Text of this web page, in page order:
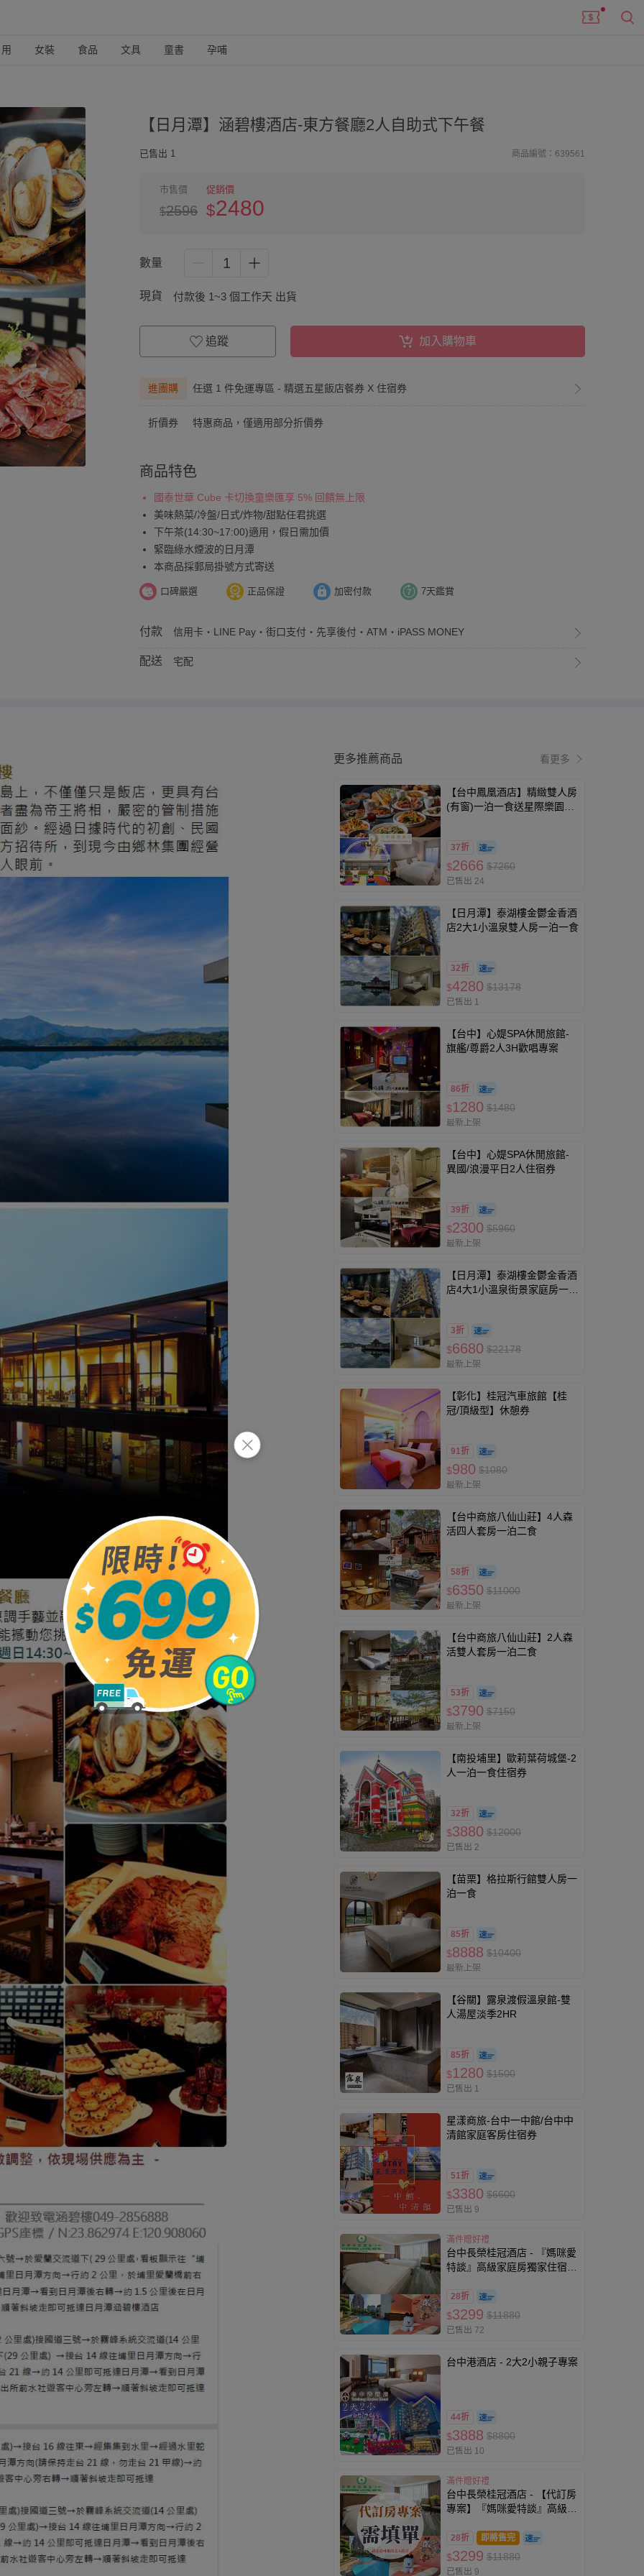
女裝 食品 文具 童書 孕哺
【日月潭】涵碧樓酒店-東方餐廳2人自助式下午餐
已售出 1 商品編號：639561
市售價
$2596
促銷價
$2480
數量 1
現貨 付款後 1~3 個工作天 出貨
追蹤 加入購物車
進團購 任選 1 件免運專區 - 精選五星飯店餐券 X 住宿券
折價券 特惠商品，僅適用部分折價券
商品特色
國泰世華 Cube 卡切換童樂匯享 5% 回饋無上限
美味熱菜/冷盤/日式/炸物/甜點任君挑選
下午茶(14:30~17:00)適用，假日需加價
緊臨綠水煙波的日月潭
本商品採郵局掛號方式寄送
口碑嚴選 正品保證 加密付款 7天鑑賞
付款 信用卡・LINE Pay・街口支付・先享後付・ATM・iPASS MONEY
配送 宅配
更多推薦商品 看更多
【台中鳳凰酒店】精緻雙人房
(有窗)一泊一食送星際樂園兩
37折
$2666 $7260
已售出 24
【日月潭】泰湖樓金鬱金香酒
店2大1小溫泉雙人房一泊一食
32折
$4280 $13178
已售出 1
【台中】心媞SPA休閒旅館-
旗艦/尊爵2人3H歡唱專案
86折
$1280 $1480
最新上架
【台中】心媞SPA休閒旅館-
異國/浪漫平日2人住宿券
39折
$2300 $5960
最新上架
【日月潭】泰湖樓金鬱金香酒
店4大1小溫泉街景家庭房一泊
3折
$6680 $22178
最新上架
【彰化】桂冠汽車旅館【桂
冠/頂級型】休憩券
91折
$980 $1080
最新上架
【台中商旅八仙山莊】4人森
活四人套房一泊二食
58折
$6350 $11000
最新上架
【台中商旅八仙山莊】2人森
活雙人套房一泊二食
53折
$3790 $7150
最新上架
【南投埔里】歐莉葉荷城堡-2
人一泊一食住宿券
32折
$3880 $12000
已售出 2
【苗栗】格拉斯行館雙人房一
泊一食
85折
$8888 $10400
最新上架
【谷關】露泉渡假溫泉館-雙
人湯屋淡季2HR
85折
$1280 $1500
已售出 1
星漾商旅-台中一中館/台中中
清館家庭客房住宿券
51折
$3380 $6600
已售出 9
滿件贈好禮
台中長榮桂冠酒店 - 『媽咪愛
特談』高級家庭房獨家住宿券
28折
$3299 $11880
已售出 72
台中港酒店 - 2大2小親子專案
44折
$3888 $8800
已售出 10
滿件贈好禮
台中長榮桂冠酒店 - 【代訂房
專案】『媽咪愛特談』高級家
2026/9/30)
28折 即將售完
$3299 $11880
已售出 9